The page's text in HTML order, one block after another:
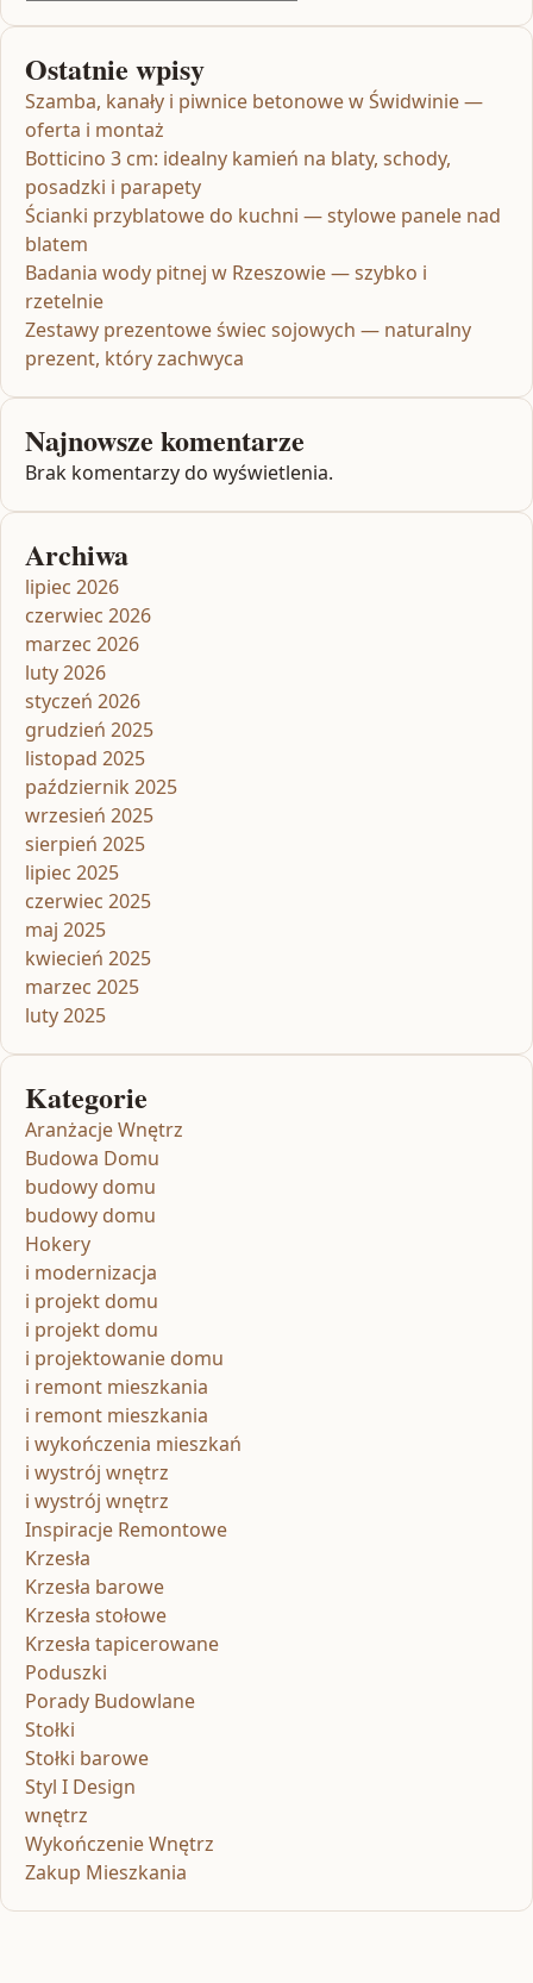
Ostatnie wpisy
Szamba, kanały i piwnice betonowe w Świdwinie —
oferta i montaż
Botticino 3 cm: idealny kamień na blaty, schody,
posadzki i parapety
Ścianki przyblatowe do kuchni — stylowe panele nad
blatem
Badania wody pitnej w Rzeszowie — szybko i
rzetelnie
Zestawy prezentowe świec sojowych — naturalny
prezent, który zachwyca
Najnowsze komentarze
Brak komentarzy do wyświetlenia.
Archiwa
lipiec 2026
czerwiec 2026
marzec 2026
luty 2026
styczeń 2026
grudzień 2025
listopad 2025
październik 2025
wrzesień 2025
sierpień 2025
lipiec 2025
czerwiec 2025
maj 2025
kwiecień 2025
marzec 2025
luty 2025
Kategorie
Aranżacje Wnętrz
Budowa Domu
budowy domu
budowy domu
Hokery
i modernizacja
i projekt domu
i projekt domu
i projektowanie domu
i remont mieszkania
i remont mieszkania
i wykończenia mieszkań
i wystrój wnętrz
i wystrój wnętrz
Inspiracje Remontowe
Krzesła
Krzesła barowe
Krzesła stołowe
Krzesła tapicerowane
Poduszki
Porady Budowlane
Stołki
Stołki barowe
Styl I Design
wnętrz
Wykończenie Wnętrz
Zakup Mieszkania